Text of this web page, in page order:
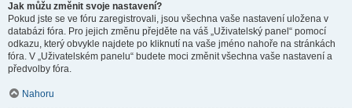
Jak můžu změnit svoje nastavení?
Pokud jste se ve fóru zaregistrovali, jsou všechna vaše nastavení uložena v
databázi fóra. Pro jejich změnu přejděte na váš „Uživatelský panel“ pomocí
odkazu, který obvykle najdete po kliknutí na vaše jméno nahoře na stránkách
fóra. V „Uživatelském panelu“ budete moci změnit všechna vaše nastavení a
předvolby fóra.
Nahoru